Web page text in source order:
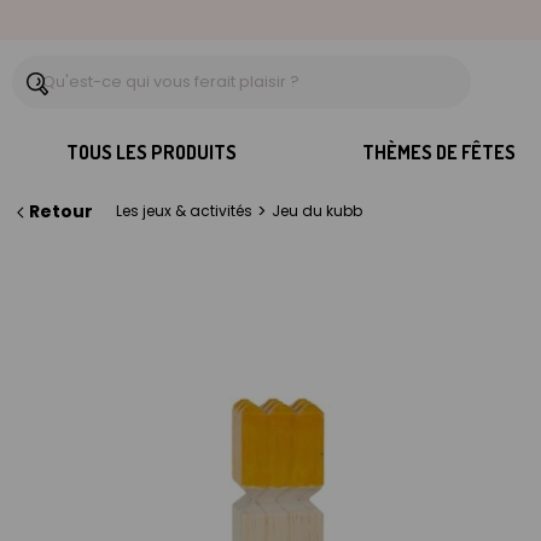
TOUS LES PRODUITS THÈMES DE FÊTES
Retour Les jeux & activités > Jeu du kubb